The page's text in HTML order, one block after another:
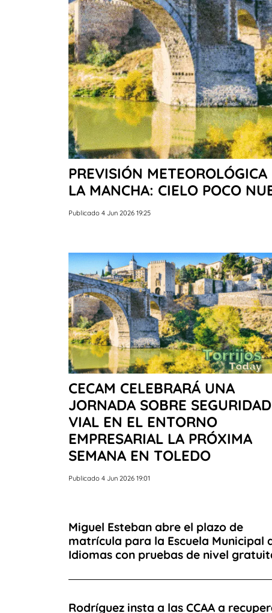
PREVISIÓN
LA MANCHA: CIELO POCO
Publicado 4 Jun 2026 19:25
CECAM CELEBRARÁ UNA
JORNADA SOBRE SEGURIDAD
VIAL EN EL ENTORNO
EMPRESARIAL LA PRÓXIMA
SEMANA EN TOLEDO
Publicado 4 Jun 2026 19:01
Miguel Esteban abre el plazo de
matrícula para la Escuela Municipal
Idiomas con pruebas de nivel
Rodríguez insta a las CCAA a